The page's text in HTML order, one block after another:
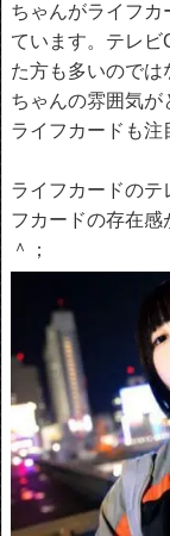
ちゃんがライフ
ています。テレビ
た方も多いので
ちゃんの雰囲気
ライフカードも注
ライフカードのテ
フカードの存在感
＾；